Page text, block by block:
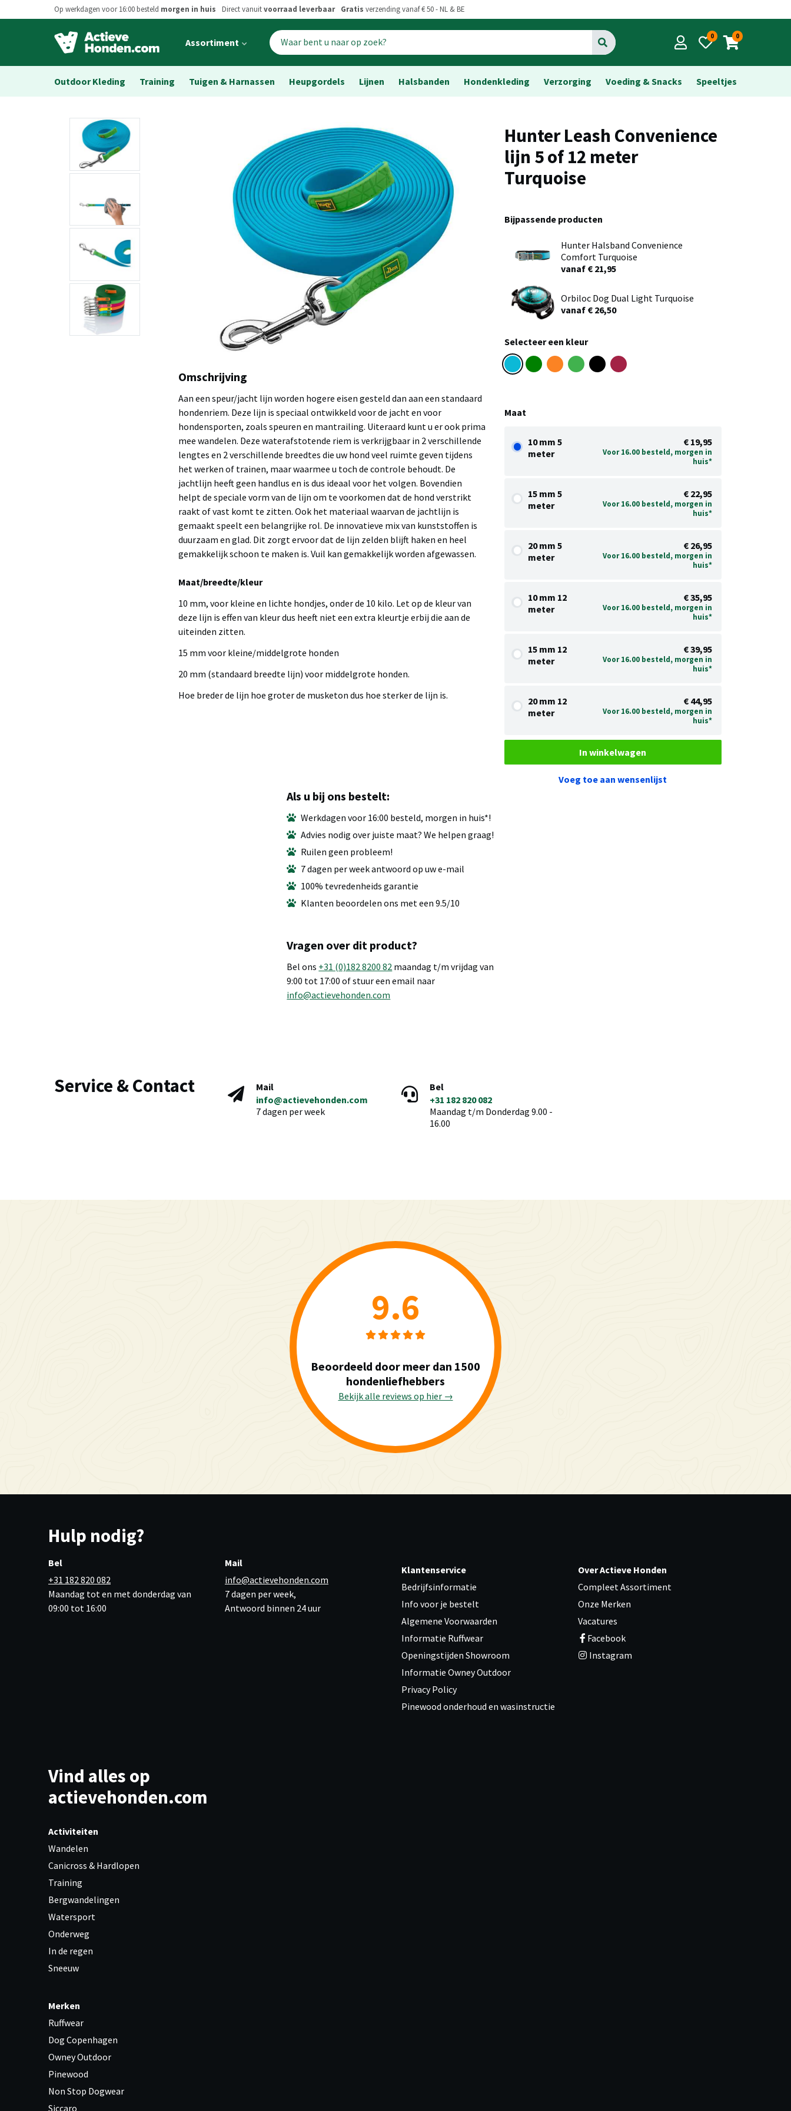
Op werkdagen voor 16:00 besteld morgen in huis Direct vanuitvoorraad leverbaar Gratis verzending vanaf € 50 - NL & BE
Open
menu
Assortiment Go 0 0
Outdoor Kleding Training Tuigen & Harnassen Heupgordels Lijnen Halsbanden Hondenkleding Verzorging Voeding & Snacks Speeltjes
Hunter Leash Convenience
lijn 5 of 12 meter
Turquoise
Bijpassende producten
Hunter Halsband Convenience
Comfort Turquoise
vanaf € 21,95
Orbiloc Dog Dual Light Turquoise
vanaf € 26,50
Selecteer een kleur
Maat
10 mm 5
meter
€ 19,95
Voor 16.00 besteld, morgen in
huis*
15 mm 5
meter
€ 22,95
Voor 16.00 besteld, morgen in
huis*
20 mm 5
meter
€ 26,95
Voor 16.00 besteld, morgen in
huis*
10 mm 12
meter
€ 35,95
Voor 16.00 besteld, morgen in
huis*
15 mm 12
meter
€ 39,95
Voor 16.00 besteld, morgen in
huis*
20 mm 12
meter
€ 44,95
Voor 16.00 besteld, morgen in
huis*
In winkelwagen
Voeg toe aan wensenlijst
Omschrijving
Aan een speur/jacht lijn worden hogere eisen gesteld dan aan een standaard
hondenriem. Deze lijn is speciaal ontwikkeld voor de jacht en voor
hondensporten, zoals speuren en mantrailing. Uiteraard kunt u er ook prima
mee wandelen. Deze waterafstotende riem is verkrijgbaar in 2 verschillende
lengtes en 2 verschillende breedtes die uw hond veel ruimte geven tijdens
het werken of trainen, maar waarmee u toch de controle behoudt. De
jachtlijn heeft geen handlus en is dus ideaal voor het volgen. Bovendien
helpt de speciale vorm van de lijn om te voorkomen dat de hond verstrikt
raakt of vast komt te zitten. Ook het materiaal waarvan de jachtlijn is
gemaakt speelt een belangrijke rol. De innovatieve mix van kunststoffen is
duurzaam en glad. Dit zorgt ervoor dat de lijn zelden blijft haken en heel
gemakkelijk schoon te maken is. Vuil kan gemakkelijk worden afgewassen.
Maat/breedte/kleur
10 mm, voor kleine en lichte hondjes, onder de 10 kilo. Let op de kleur van
deze lijn is effen van kleur dus heeft niet een extra kleurtje erbij die aan de
uiteinden zitten.
15 mm voor kleine/middelgrote honden
20 mm (standaard breedte lijn) voor middelgrote honden.
Hoe breder de lijn hoe groter de musketon dus hoe sterker de lijn is.
Als u bij ons bestelt:
Werkdagen voor 16:00 besteld, morgen in huis*!
Advies nodig over juiste maat? We helpen graag!
Ruilen geen probleem!
7 dagen per week antwoord op uw e-mail
100% tevredenheids garantie
Klanten beoordelen ons met een 9.5/10
Vragen over dit product?
Bel ons +31 (0)182 8200 82 maandag t/m vrijdag van
9:00 tot 17:00 of stuur een email naar
info@actievehonden.com
Service & Contact
Mail
info@actievehonden.com
7 dagen per week
Bel
+31 182 820 082
Maandag t/m Donderdag 9.00 -
16.00
9.6
Beoordeeld door meer dan 1500
hondenliefhebbers
Bekijk alle reviews op hier →
Hulp nodig?
Bel
+31 182 820 082
Maandag tot en met donderdag van
09:00 tot 16:00
Mail
info@actievehonden.com
7 dagen per week,
Antwoord binnen 24 uur
Klantenservice
Bedrijfsinformatie
Info voor je bestelt
Algemene Voorwaarden
Informatie Ruffwear
Openingstijden Showroom
Informatie Owney Outdoor
Privacy Policy
Pinewood onderhoud en wasinstructie
Over Actieve Honden
Compleet Assortiment
Onze Merken
Vacatures
Facebook
Instagram
Vind alles op
actievehonden.com
Activiteiten
Wandelen
Canicross & Hardlopen
Training
Bergwandelingen
Watersport
Onderweg
In de regen
Sneeuw
Merken
Ruffwear
Dog Copenhagen
Owney Outdoor
Pinewood
Non Stop Dogwear
Siccaro